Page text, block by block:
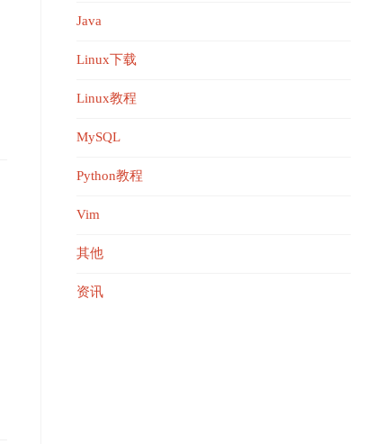
Java
Linux下载
Linux教程
MySQL
Python教程
Vim
其他
资讯